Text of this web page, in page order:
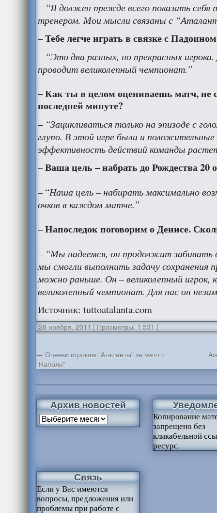
– “Я должен прежде всего показать себя
тренером. Мои мысли связаны с
–Тебе легче играть в связке с
– “Это два разных, но прекрасных
проводит великолепный чемпионат.”
– Как ты в целом оцениваешь матч, не
последней минуте?
–“Зацикливаться только на эпизоде с
глупо. В этой игре были и
эффективность действий команды
–Ваша цель – набрать до Рождества 20
– “Наша цель – набирать максимально
очков в каждом матче.”
–Напоследок поговорим о Денисе.
– “Мы надеемся, он продолжит
мы смогли выполнить задачу сохранения
можно раньше. Он – великолепный игрок,
великолепный чемпионат. Для нас он
Источник: tuttoatalanta.com
28 ноября, 2011 | Просмотры: 1 531 |
← Оценки игрокам “Аталанты” за матч с
“Наполи”
Архив новостей
Копирование
запрещено без
кликабельной
ресурс.
Связь
Если у Вас имеются
вопросы, предложения или
проблемы при работе с